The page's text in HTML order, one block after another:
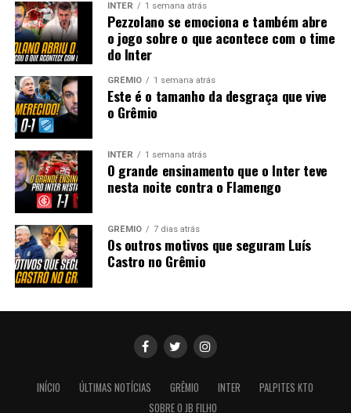
INTER 1 semana atrás
Pezzolano se emociona e também abre
o jogo sobre o que acontece com o time
do Inter
GRÊMIO 1 semana atrás
Este é o tamanho da desgraça que vive
o Grêmio
INTER 1 semana atrás
O grande ensinamento que o Inter teve
nesta noite contra o Flamengo
GRÊMIO 7 dias atrás
Os outros motivos que seguram Luís
Castro no Grêmio
INÍCIO ÚLTIMAS NOTÍCIAS GRÊMIO INTER
PALPITES KTO
SOBRE O JB FILHO